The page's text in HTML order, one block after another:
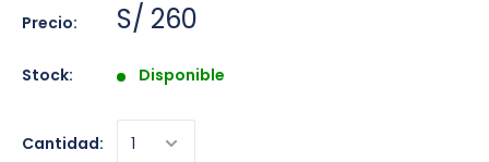
Precio: S/ 260
Stock: Disponible
Cantidad: